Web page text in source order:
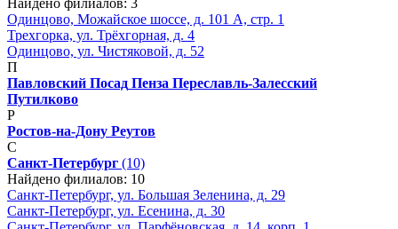
Одинцово, Можайское шоссе, д. 101 А, стр. 1
Трехгорка, ул. Трёхгорная, д. 4
Одинцово, ул. Чистяковой, д. 52
П
Павловский Посад Пенза Переславль-Залесский
Путилково
Р
Ростов-на-Дону Реутов
С
Санкт-Петербург (10)
Найдено филиалов: 10
Санкт-Петербург, ул. Большая Зеленина, д. 29
Санкт-Петербург, ул. Есенина, д. 30